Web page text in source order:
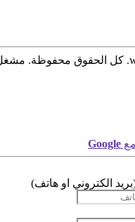
Google
الكتروني او هاتف)